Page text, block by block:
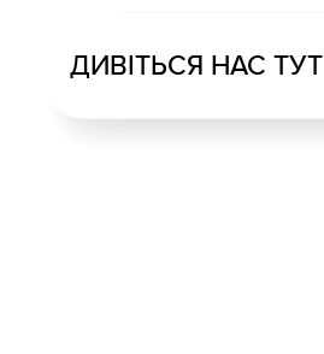
ДИВІТЬСЯ НАС ТУТ